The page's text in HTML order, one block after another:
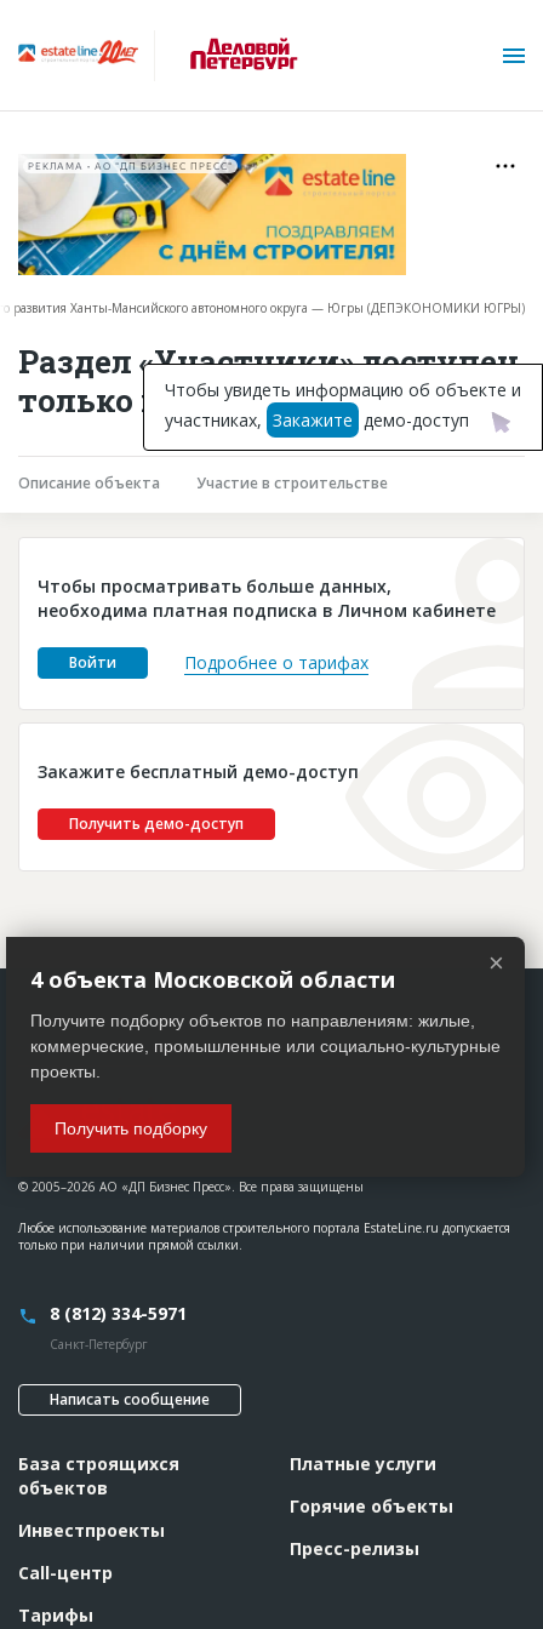
Горячие объекты
База строящихся объектов
Инвестпроекты
Глоссарий
Платные услуги
Пресс-релизы
РЕКЛАМА • АО "ДП БИЗНЕС ПРЕСС"
развития Ханты-Мансийского автономного округа — Югры (ДЕПЭКОНОМИКИ ЮГРЫ)
Раздел «Участники» доступен
только подписчикам
Описание объекта Участие в строительстве
Чтобы просматривать больше данных,
необходима платная подписка в Личном кабинете
Войти Подробнее о тарифах
Закажите бесплатный демо-доступ
Получить демо-доступ
Чтобы увидеть информацию об объекте и
участниках, Закажите демо-доступ
© 2005–2026 АО «ДП Бизнес Пресс». Все права защищены
Любое использование материалов строительного портала EstateLine.ru допускается
только при наличии прямой ссылки.
8 (812) 334-5971
Санкт-Петербург
Написать сообщение
База строящихся
объектов
Инвестпроекты
Call-центр
Тарифы
Платные услуги
Горячие объекты
Пресс-релизы
×
4 объекта Московской области
Получите подборку объектов по направлениям: жилые,
коммерческие, промышленные или социально-культурные
проекты.
Получить подборку